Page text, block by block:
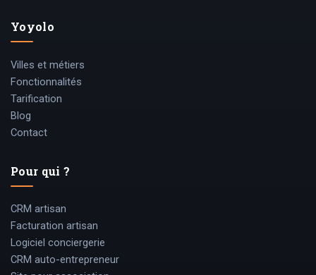
Yoyolo
Villes et métiers
Fonctionnalités
Tarification
Blog
Contact
Pour qui ?
CRM artisan
Facturation artisan
Logiciel conciergerie
CRM auto-entrepreneur